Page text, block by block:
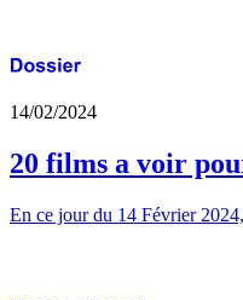
14/02/2024
20 films a voir
En ce jour du 14 Février